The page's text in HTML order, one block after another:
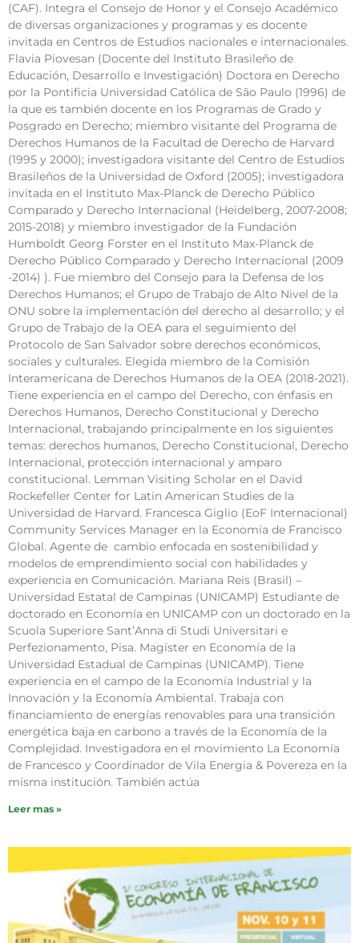
(CAF). Integra el Consejo de Honor y el Consejo Académico
de diversas organizaciones y programas y es docente
invitada en Centros de Estudios nacionales e internacionales.
Flavia Piovesan (Docente del Instituto Brasileño de
Educación, Desarrollo e Investigación) Doctora en Derecho
por la Pontificia Universidad Católica de São Paulo (1996) de
la que es también docente en los Programas de Grado y
Posgrado en Derecho; miembro visitante del Programa de
Derechos Humanos de la Facultad de Derecho de Harvard
(1995 y 2000); investigadora visitante del Centro de Estudios
Brasileños de la Universidad de Oxford (2005); investigadora
invitada en el Instituto Max-Planck de Derecho Público
Comparado y Derecho Internacional (Heidelberg, 2007-2008;
2015-2018) y miembro investigador de la Fundación
Humboldt Georg Forster en el Instituto Max-Planck de
Derecho Público Comparado y Derecho Internacional (2009
-2014) ). Fue miembro del Consejo para la Defensa de los
Derechos Humanos; el Grupo de Trabajo de Alto Nivel de la
ONU sobre la implementación del derecho al desarrollo; y el
Grupo de Trabajo de la OEA para el seguimiento del
Protocolo de San Salvador sobre derechos económicos,
sociales y culturales. Elegida miembro de la Comisión
Interamericana de Derechos Humanos de la OEA (2018-2021).
Tiene experiencia en el campo del Derecho, con énfasis en
Derechos Humanos, Derecho Constitucional y Derecho
Internacional, trabajando principalmente en los siguientes
temas: derechos humanos, Derecho Constitucional, Derecho
Internacional, protección internacional y amparo
constitucional. Lemman Visiting Scholar en el David
Rockefeller Center for Latin American Studies de la
Universidad de Harvard. Francesca Giglio (EoF Internacional)
Community Services Manager en la Economía de Francisco
Global. Agente de cambio enfocada en sostenibilidad y
modelos de emprendimiento social con habilidades y
experiencia en Comunicación. Mariana Reis (Brasil) –
Universidad Estatal de Campinas (UNICAMP) Estudiante de
doctorado en Economía en UNICAMP con un doctorado en la
Scuola Superiore Sant’Anna di Studi Universitari e
Perfezionamento, Pisa. Magíster en Economía de la
Universidad Estadual de Campinas (UNICAMP). Tiene
experiencia en el campo de la Economía Industrial y la
Innovación y la Economía Ambiental. Trabaja con
financiamiento de energías renovables para una transición
energética baja en carbono a través de la Economía de la
Complejidad. Investigadora en el movimiento La Economía
de Francesco y Coordinador de Vila Energia & Povereza en la
misma institución. También actúa
Leer mas »